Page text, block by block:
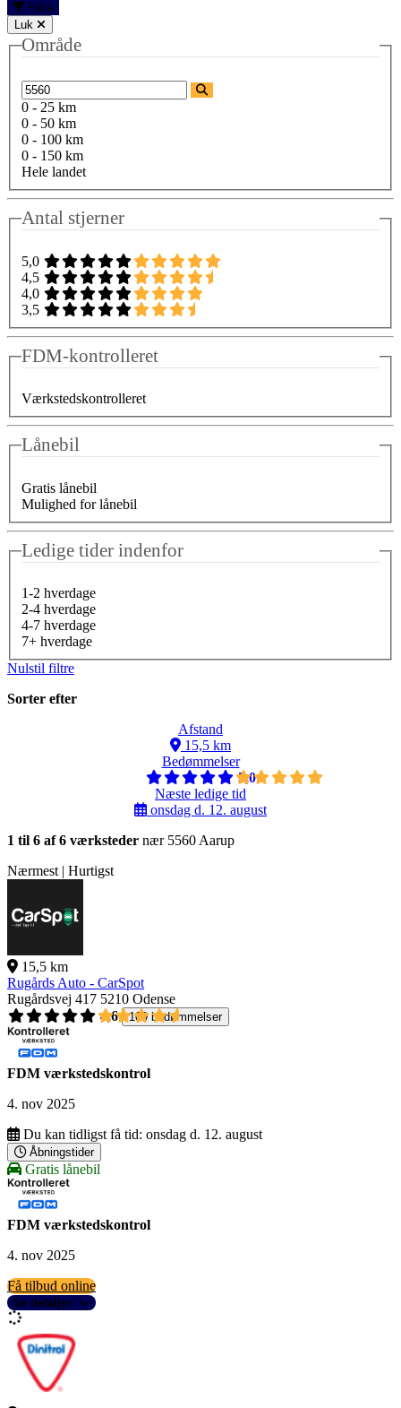
Filtre
Luk
Område
0 - 25 km
0 - 50 km
0 - 100 km
0 - 150 km
Hele landet
Antal stjerner
5,0
4,5
4,0
3,5
FDM-kontrolleret
Værkstedskontrolleret
Lånebil
Gratis lånebil
Mulighed for lånebil
Ledige tider indenfor
1-2 hverdage
2-4 hverdage
4-7 hverdage
7+ hverdage
Nulstil filtre
Sorter efter
Afstand
15,5 km
Bedømmelser
5,0
Næste ledige tid
onsdag d. 12. august
1 til 6 af 6 værksteder nær 5560 Aarup
Nærmest | Hurtigst
15,5 km
Rugårds Auto - CarSpot
Rugårdsvej 417 5210 Odense
4,6
109 bedømmelser
FDM værkstedskontrol
4. nov 2025
Du kan tidligst få tid: onsdag d. 12. august
Åbningstider
Gratis lånebil
FDM værkstedskontrol
4. nov 2025
Få tilbud online
Se detaljer